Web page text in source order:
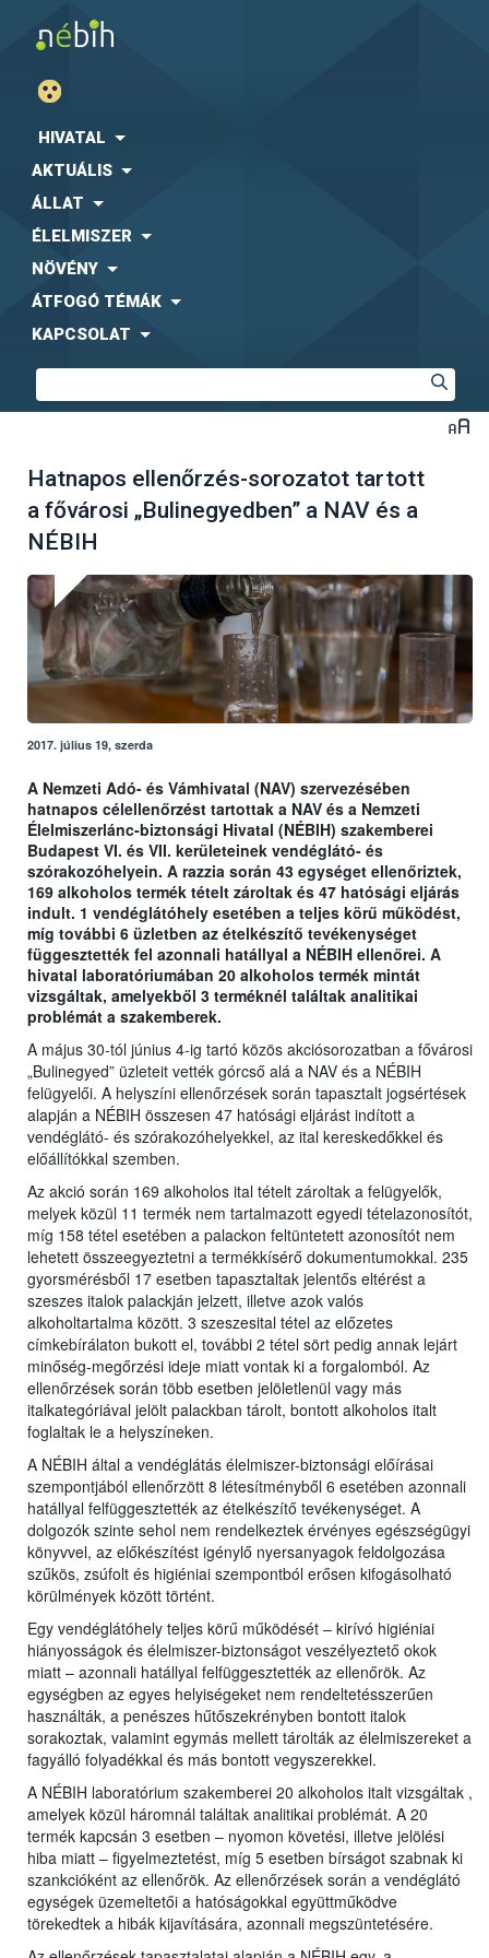
HIVATAL
AKTUÁLIS
ÁLLAT
ÉLELMISZER
NÖVÉNY
ÁTFOGÓ TÉMÁK
KAPCSOLAT
Hatnapos ellenőrzés-sorozatot tartott
a fővárosi „Bulinegyedben” a NAV és a
NÉBIH
2017. július 19, szerda
A Nemzeti Adó- és Vámhivatal (NAV) szervezésében
hatnapos célellenőrzést tartottak a NAV és a Nemzeti
Élelmiszerlánc-biztonsági Hivatal (NÉBIH) szakemberei
Budapest VI. és VII. kerületeinek vendéglátó- és
szórakozóhelyein. A razzia során 43 egységet ellenőriztek,
169 alkoholos termék tételt zároltak és 47 hatósági eljárás
indult. 1 vendéglátóhely esetében a teljes körű működést,
míg további 6 üzletben az ételkészítő tevékenységet
függesztették fel azonnali hatállyal a NÉBIH ellenőrei. A
hivatal laboratóriumában 20 alkoholos termék mintát
vizsgáltak, amelyekből 3 terméknél találtak analitikai
problémát a szakemberek.
A május 30-tól június 4-ig tartó közös akciósorozatban a fővárosi
„Bulinegyed” üzleteit vették górcső alá a NAV és a NÉBIH
felügyelői. A helyszíni ellenőrzések során tapasztalt jogsértések
alapján a NÉBIH összesen 47 hatósági eljárást indított a
vendéglátó- és szórakozóhelyekkel, az ital kereskedőkkel és
előállítókkal szemben.
Az akció során 169 alkoholos ital tételt zároltak a felügyelők,
melyek közül 11 termék nem tartalmazott egyedi tételazonosítót,
míg 158 tétel esetében a palackon feltüntetett azonosítót nem
lehetett összeegyeztetni a termékkísérő dokumentumokkal. 235
gyorsmérésből 17 esetben tapasztaltak jelentős eltérést a
szeszes italok palackján jelzett, illetve azok valós
alkoholtartalma között. 3 szeszesital tétel az előzetes
címkebírálaton bukott el, további 2 tétel sört pedig annak lejárt
minőség-megőrzési ideje miatt vontak ki a forgalomból. Az
ellenőrzések során több esetben jelöletlenül vagy más
italkategóriával jelölt palackban tárolt, bontott alkoholos italt
foglaltak le a helyszíneken.
A NÉBIH által a vendéglátás élelmiszer-biztonsági előírásai
szempontjából ellenőrzött 8 létesítményből 6 esetében azonnali
hatállyal felfüggesztették az ételkészítő tevékenységet. A
dolgozók szinte sehol nem rendelkeztek érvényes egészségügyi
könyvvel, az előkészítést igénylő nyersanyagok feldolgozása
szűkös, zsúfolt és higiéniai szempontból erősen kifogásolható
körülmények között történt.
Egy vendéglátóhely teljes körű működését – kirívó higiéniai
hiányosságok és élelmiszer-biztonságot veszélyeztető okok
miatt – azonnali hatállyal felfüggesztették az ellenőrök. Az
egységben az egyes helyiségeket nem rendeltetésszerűen
használták, a penészes hűtőszekrényben bontott italok
sorakoztak, valamint egymás mellett tárolták az élelmiszereket a
fagyálló folyadékkal és más bontott vegyszerekkel.
A NÉBIH laboratórium szakemberei 20 alkoholos italt vizsgáltak ,
amelyek közül háromnál találtak analitikai problémát. A 20
termék kapcsán 3 esetben – nyomon követési, illetve jelölési
hiba miatt – figyelmeztetést, míg 5 esetben bírságot szabnak ki
szankcióként az ellenőrök. Az ellenőrzések során a vendéglátó
egységek üzemeltetői a hatóságokkal együttműködve
törekedtek a hibák kijavítására, azonnali megszüntetésére.